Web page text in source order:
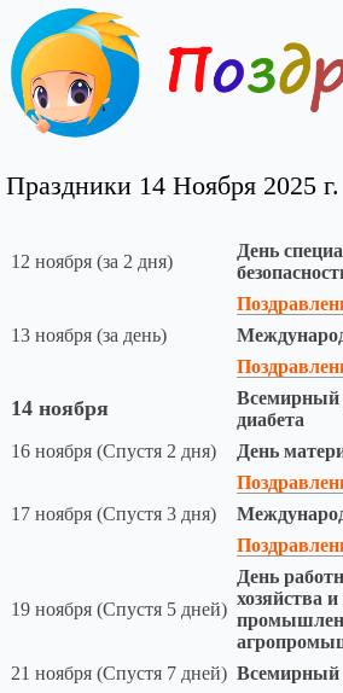
Праздники 14 Ноября 2025 г.
12 ноября (за 2 дня)
День
13 ноября (за день)
14 ноября
Всемирный
диабета
16 ноября (Спустя 2 дня)
День
17 ноября (Спустя 3 дня)
19 ноября (Спустя 5 дней)
День
хозяйства
21 ноября (Спустя 7 дней) Всемирный